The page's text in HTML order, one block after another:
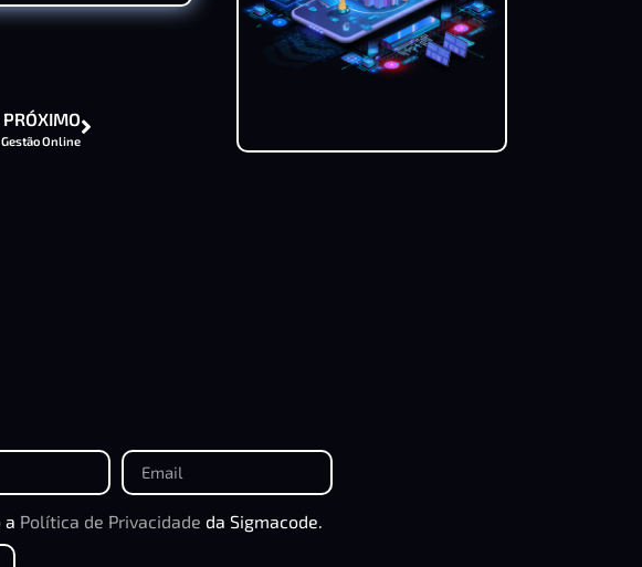
PRÓXIMO
Online
a Política de Privacidade da Sigmacode.